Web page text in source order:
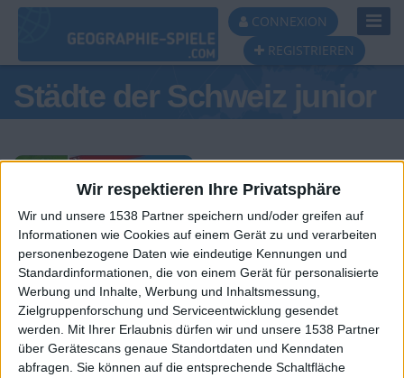
Wir respektieren Ihre Privatsphäre
Wir und unsere 1538 Partner speichern und/oder greifen auf
Informationen wie Cookies auf einem Gerät zu und verarbeiten
personenbezogene Daten wie eindeutige Kennungen und
Standardinformationen, die von einem Gerät für personalisierte
Werbung und Inhalte, Werbung und Inhaltsmessung,
Zielgruppenforschung und Serviceentwicklung gesendet
werden. Mit Ihrer Erlaubnis dürfen wir und unsere 1538 Partner
über Gerätescans genaue Standortdaten und Kenndaten
abfragen. Sie können auf die entsprechende Schaltfläche
CONNEXION
REGISTRIEREN
Städte der Schweiz junior
Tagespodest
#1 #2 #3